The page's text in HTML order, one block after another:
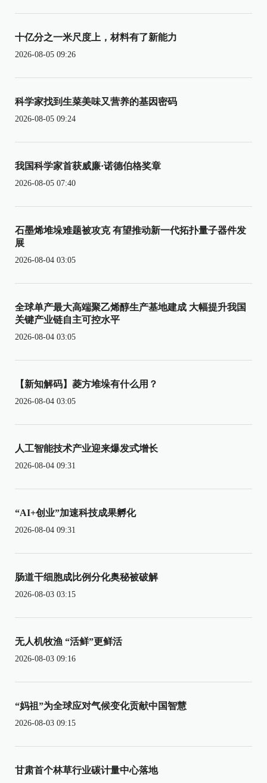
十亿分之一米尺度上，材料有了新能力
2026-08-05 09:26
科学家找到生菜美味又营养的基因密码
2026-08-05 09:24
我国科学家首获威廉·诺德伯格奖章
2026-08-05 07:40
石墨烯堆垛难题被攻克 有望推动新一代拓扑量子器件发
展
2026-08-04 03:05
全球单产最大高端聚乙烯醇生产基地建成 大幅提升我国
关键产业链自主可控水平
2026-08-04 03:05
【新知解码】菱方堆垛有什么用？
2026-08-04 03:05
人工智能技术产业迎来爆发式增长
2026-08-04 09:31
“AI+创业”加速科技成果孵化
2026-08-04 09:31
肠道干细胞成比例分化奥秘被破解
2026-08-03 03:15
无人机牧渔 “活鲜”更鲜活
2026-08-03 09:16
“妈祖”为全球应对气候变化贡献中国智慧
2026-08-03 09:15
甘肃首个林草行业碳计量中心落地